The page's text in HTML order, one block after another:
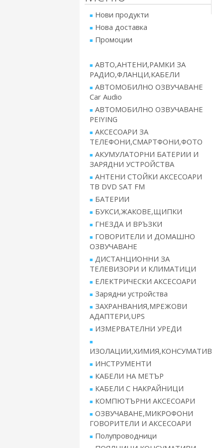
Нови продукти
Нова доставка
Промоции
АВТО,АНТЕНИ,РАМКИ ЗА
РАДИО,ФЛАНЦИ,КАБЕЛИ
АВТОМОБИЛНО ОЗВУЧАВАНЕ
Car Audio
АВТОМОБИЛНО ОЗВУЧАВАНЕ
PEIYING
АКСЕСОАРИ ЗА
ТЕЛЕФОНИ,СМАРТФОНИ,ФОТО
АКУМУЛАТОРНИ БАТЕРИИ И
ЗАРЯДНИ УСТРОЙСТВА
АНТЕНИ СТОЙКИ АКСЕСОАРИ
ТВ DVD SAT FM
БАТЕРИИ
БУКСИ,ЖАКОВЕ,ЩИПКИ
ГНЕЗДА И ВРЪЗКИ
ГОВОРИТЕЛИ И ДОМАШНО
ОЗВУЧАВАНЕ
ДИСТАНЦИОННИ ЗА
ТЕЛЕВИЗОРИ И КЛИМАТИЦИ
ЕЛЕКТРИЧЕСКИ АКСЕСОАРИ
Зарядни устройства
ЗАХРАНВАНИЯ,МРЕЖОВИ
АДАПТЕРИ,UPS
ИЗМЕРВАТЕЛНИ УРЕДИ
ИЗОЛАЦИИ,ХИМИЯ,КОНСУМАТИВ
ИНСТРУМЕНТИ
КАБЕЛИ НА МЕТЪР
КАБЕЛИ С НАКРАЙНИЦИ
КОМПЮТЪРНИ АКСЕСОАРИ
ОЗВУЧАВАНЕ,МИКРОФОНИ
ГОВОРИТЕЛИ И АКСЕСОАРИ
Полупроводници